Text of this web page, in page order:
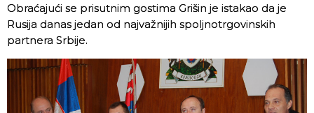
Obraćajući se prisutnim gostima Grišin je istakao da je
Rusija danas jedan od najvažnijih spoljnotrgovinskih
partnera Srbije.